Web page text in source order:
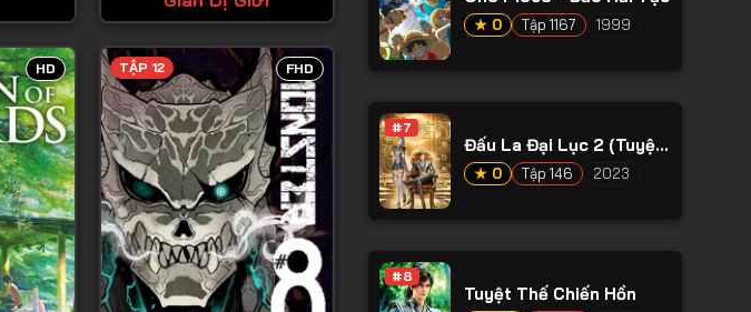
HD FHD
TẬP 12
★ 0 Tập 1167 1999
#7
Đấu La Đại Lục 2 (Tuyệt
Thế Đường Môn)
★ 0 Tập 146 2023
#8
Tuyệt Thế Chiến Hồn